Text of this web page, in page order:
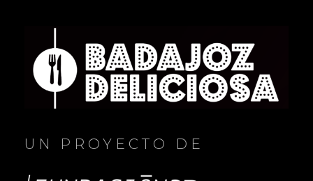
UN PROYECTO DE